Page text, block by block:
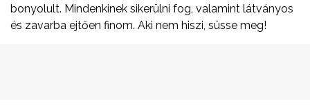
bonyolult. Mindenkinek sikerülni fog, valamint látványos
és zavarba ejtően finom. Aki nem hiszi, süsse meg!